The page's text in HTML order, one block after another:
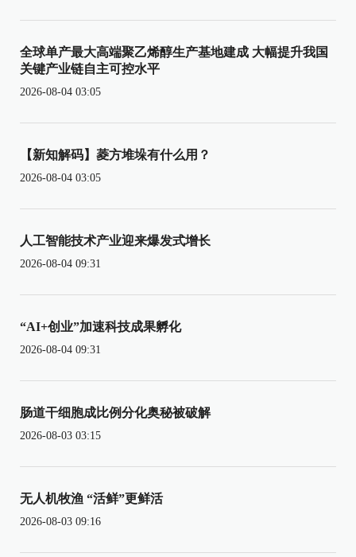
全球单产最大高端聚乙烯醇生产基地建成 大幅提升我国
关键产业链自主可控水平
2026-08-04 03:05
【新知解码】菱方堆垛有什么用？
2026-08-04 03:05
人工智能技术产业迎来爆发式增长
2026-08-04 09:31
“AI+创业”加速科技成果孵化
2026-08-04 09:31
肠道干细胞成比例分化奥秘被破解
2026-08-03 03:15
无人机牧渔 “活鲜”更鲜活
2026-08-03 09:16